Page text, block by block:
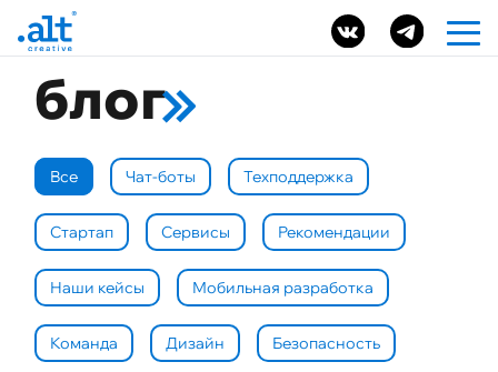
блог
Все Чат-боты Техподдержка
Стартап Сервисы Рекомендации
Наши кейсы Мобильная разработка
Команда Дизайн Безопасность